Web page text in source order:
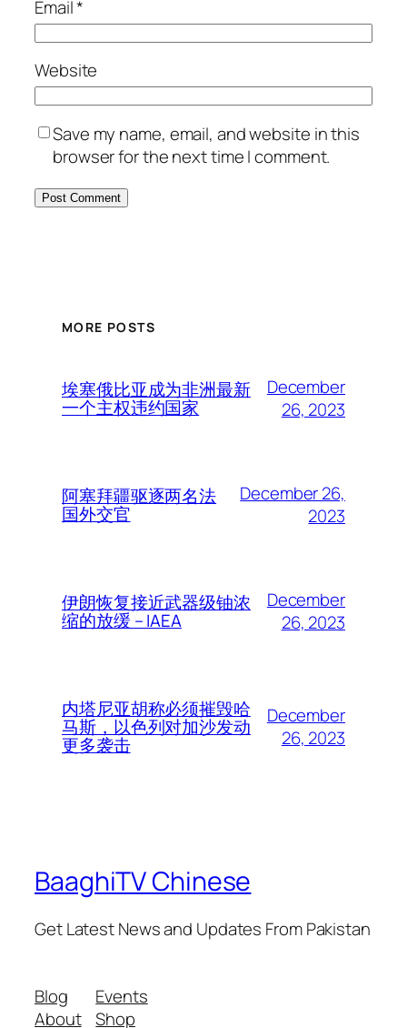
Email*
Website
Save my name, email, and website in this
browser for the next time I comment.
MORE POSTS
埃塞俄比亚成为非洲最新
一个主权违约国家
December
26, 2023
阿塞拜疆驱逐两名法
国外交官
December 26,
2023
伊朗恢复接近武器级铀浓
缩的放缓 – IAEA
December
26, 2023
内塔尼亚胡称必须摧毁哈
马斯，以色列对加沙发动
更多袭击
December
26, 2023
BaaghiTV Chinese
Get Latest News and Updates From Pakistan
Blog
About
Events
Shop